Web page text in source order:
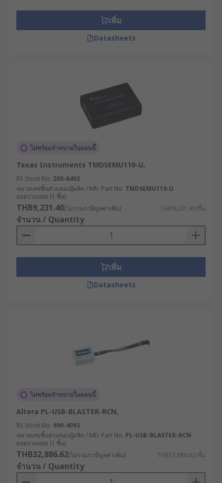
ฮาร์ดแวร์จริงยังไม่สมบูรณ์หรือไม่พร้อมใช้งาน วิธีการ
นี้ช่วยให้สามารถดูภาพรวมการทำงานของระบบได้
อย่างแม่นยำ โดยไม่จำเป็นต้องคอมไพล์และโหลดโค้ด
และอีมูเลเตอร์
การใช้อุปกรณ์ทั้งสองประเภทนี้ในการพัฒนาโปรแกรม
สำหรับระบบฝังตัวและไมโครคอนโทรลเลอร์นั้น มีข้อดี
และพัฒนาโปรแกรม ได้แก่
เพิ่มประสิทธิภาพการพัฒนา : ช่วยให้วิศวกร
สามารถตรวจสอบและดีบักโปรแกรมได้แบบเรียล
ไทม์ ทำให้การแก้ไขข้อผิดพลาดทำได้เร็วขึ้นและ
ลดความเสี่ยงของปัญหาที่อาจเกิดขึ้นเมื่อ
โปรแกรมถูกนำไปใช้งานจริง
ลดระยะเวลาในการทดสอบ : การใช้อีมูเลเตอร์ใน
วงจรช่วยให้สามารถทดสอบโปรแกรมในระบบ
จริงได้โดยไม่ต้องใช้ไมโครคอนโทรลเลอร์หรือ
วงจรจริง ช่วยประหยัดเวลาและทรัพยากรในการ
ช่วยในการค้นหาข้อผิดพลาดที่ซ่อนอยู่ : การใช้
วิศวกรตรวจสอบข้อผิดพลาดที่ซ่อนอยู่ในระบบได้
รวดเร็วขึ้น
ประเภทของโพรบดีบักและอีมู
เลเตอร์ในวงจร
ทั้งสองอุปกรณ์มีหลายประเภทให้เลือกใช้ตามลักษณะ
เพิ่ม
Datasheets
ไม่พร้อมจำหน่ายในตอนนี้
Texas Instruments TMDSEMU110-U,
RS Stock No. 205-6403
หมายเลขชิ้นส่วนของผู้ผลิต / Mfr. Part No. TMDSEMU110-U
ยอดรวมย่อย (1 ชิ้น)
THB9,231.40(ไม่รวมภาษีมูลค่าเพิ่ม) THB9,231.40/ชิ้น
จำนวน / Quantity
เพิ่ม
Datasheets
ไม่พร้อมจำหน่ายในตอนนี้
Altera PL-USB-BLASTER-RCN,
RS Stock No. 690-4093
หมายเลขชิ้นส่วนของผู้ผลิต / Mfr. Part No. PL-USB-BLASTER-RCN
ยอดรวมย่อย (1 ชิ้น)
THB32,886.62(ไม่รวมภาษีมูลค่าเพิ่ม) THB32,886.62/ชิ้น
จำนวน / Quantity